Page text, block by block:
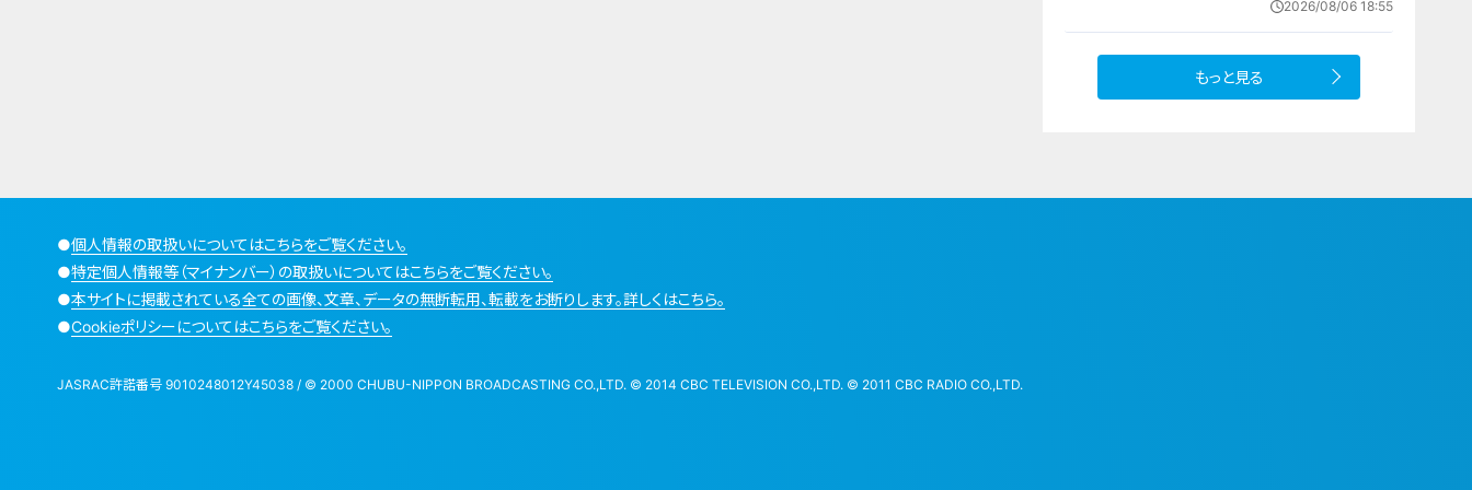
2026/08/06 18:55
もっと見る
●個人情報の取扱いについてはこちらをご覧ください。
●特定個人情報等（マイナンバー）の取扱いについてはこちらをご覧ください。
●本サイトに掲載されている全ての画像、文章、データの無断転用、転載をお断りします。詳しくはこちら。
●Cookieポリシーについてはこちらをご覧ください。
JASRAC許諾番号 9010248012Y45038 / © 2000 CHUBU-NIPPON BROADCASTING CO.,LTD. © 2014 CBC TELEVISION CO.,LTD. © 2011 CBC RADIO CO.,LTD.